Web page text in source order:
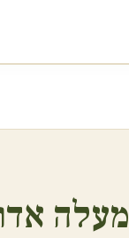
מעלה